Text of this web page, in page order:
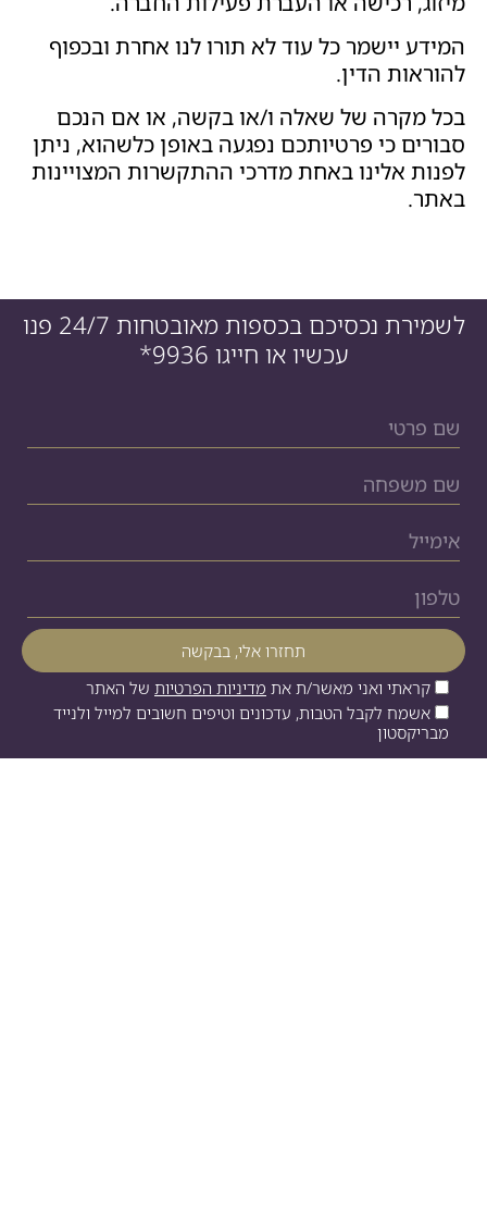
המידע יישמר כל עוד לא תורו לנו אחרת ובכפוף
להוראות הדין.
בכל מקרה של שאלה ו/או בקשה, או אם הנכם
סבורים כי פרטיותכם נפגעה באופן כלשהוא, ניתן
לפנות אלינו באחת מדרכי ההתקשרות המצויינות
באתר.
לשמירת נכסיכם בכספות מאובטחות 24/7 פנו
עכשיו או חייגו *9936
קראתי ואני מאשר/ת את מדיניות הפרטיות של האתר
אשמח לקבל הטבות, עדכונים וטיפים חשובים למייל ולנייד
מבריקסטון